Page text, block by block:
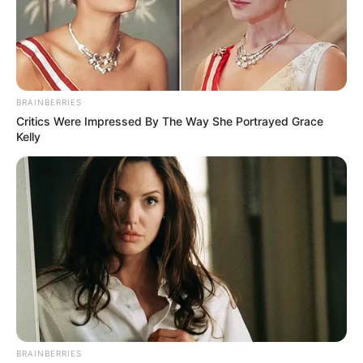
Suministrada
Afectaciones en Guaca por derrumbes
Por:
Laura Perilla Ramírez
Mayo 25, 2023
BRAINBERRIES
Critics Were Impressed By The Way She Portrayed Grace
Kelly
BRAINBERRIES